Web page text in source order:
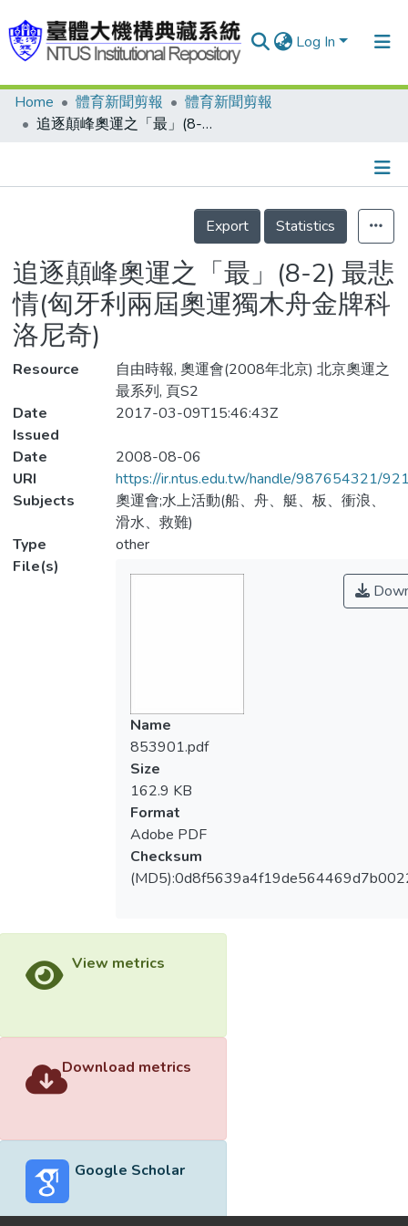
Log In
Communities & Collections
Statistics
Home 體育新聞剪報
體育新聞剪報
追逐顛峰奧運之「最」(8-2) 最悲情(匈牙利兩屆奧運獨木舟金牌科洛尼奇)
Details
Export
Statistics
追逐顛峰奧運之「最」(8-2) 最悲
情(匈牙利兩屆奧運獨木舟金牌科
洛尼奇)
Resource
自由時報, 奧運會(2008年北京) 北京奧運之
最系列, 頁S2
Date
Issued
2017-03-09T15:46:43Z
Date
2008-08-06
URI
https://ir.ntus.edu.tw/handle/987654321/
Subjects
奧運會;水上活動(船、舟、艇、板、衝浪、
滑水、救難)
Type
other
File(s)
Name
853901.pdf
Size
162.9 KB
Format
Adobe PDF
Checksum
View metrics
Download metrics
Google Scholar